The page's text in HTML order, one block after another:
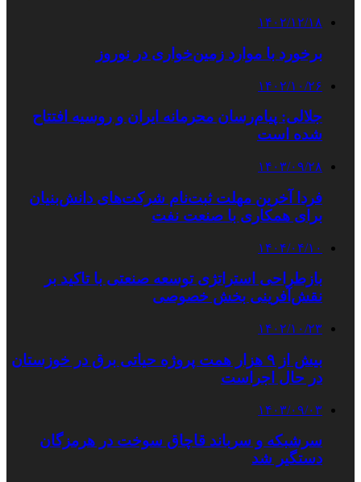
۱۴۰۲/۱۲/۱۸
برخورد با موارد زمین‌خواری در نوروز
۱۴۰۲/۱۰/۲۶
جلالی: پیام‌رسان محرمانه ایران و روسیه افتتاح
شده است
۱۴۰۳/۰۹/۲۸
فردا آخرین مهلت ثبت‌نام شرکت‌های دانش‌بنیان
برای همکاری با صنعت نفت
۱۴۰۴/۰۴/۱۰
بازطراحی استراتژی توسعه صنعتی با تاکید بر
نقش‌آفرینی بخش خصوصی
۱۴۰۲/۱۰/۲۳
بیش از ۹ هزار همت پروژه‌ حیاتی برق در خوزستان
در حال اجراست
۱۴۰۳/۰۹/۰۳
سرشبکه و سرباند قاچاق سوخت در هرمزگان
دستگیر شد